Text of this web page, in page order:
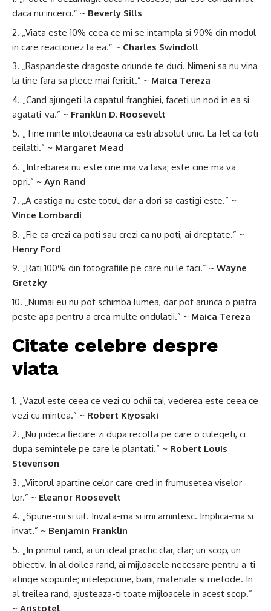
daca nu incerci.” ~ Beverly Sills
„Viata este 10% ceea ce mi se intampla si 90% din modul
in care reactionez la ea.” ~ Charles Swindoll
„Raspandeste dragoste oriunde te duci. Nimeni sa nu vina
la tine fara sa plece mai fericit.” ~ Maica Tereza
„Cand ajungeti la capatul franghiei, faceti un nod in ea si
agatati-va.” ~ Franklin D. Roosevelt
„Tine minte intotdeauna ca esti absolut unic. La fel ca toti
ceilalti.” ~ Margaret Mead
„Intrebarea nu este cine ma va lasa; este cine ma va
opri.” ~ Ayn Rand
„A castiga nu este totul, dar a dori sa castigi este.” ~
Vince Lombardi
„Fie ca crezi ca poti sau crezi ca nu poti, ai dreptate.” ~
Henry Ford
„Rati 100% din fotografiile pe care nu le faci.” ~ Wayne
Gretzky
„Numai eu nu pot schimba lumea, dar pot arunca o piatra
peste apa pentru a crea multe ondulatii.” ~ Maica Tereza
Citate celebre despre
viata
„Vazul este ceea ce vezi cu ochii tai, vederea este ceea ce
vezi cu mintea.” ~ Robert Kiyosaki
„Nu judeca fiecare zi dupa recolta pe care o culegeti, ci
dupa semintele pe care le plantati.” ~ Robert Louis
Stevenson
„Viitorul apartine celor care cred in frumusetea viselor
lor.” ~ Eleanor Roosevelt
„Spune-mi si uit. Invata-ma si imi amintesc. Implica-ma si
invat.” ~ Benjamin Franklin
„In primul rand, ai un ideal practic clar, clar; un scop, un
obiectiv. In al doilea rand, ai mijloacele necesare pentru a-ti
atinge scopurile; intelepciune, bani, materiale si metode. In
al treilea rand, ajusteaza-ti toate mijloacele in acest scop.”
~ Aristotel